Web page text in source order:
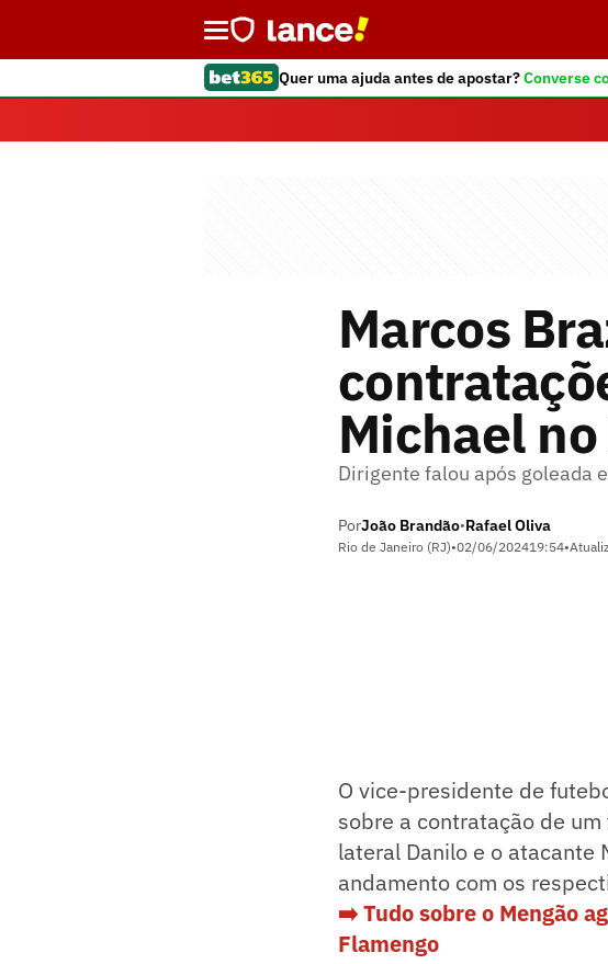
Quer uma ajuda antes de apostar?Converse
Marcos
Michael
Dirigente falou após goleada
PorJoão Brandão•Rafael Oliva
Rio de Janeiro (RJ)•02/06/202419:54•
O vice-presidente de
sobre a contratação de
lateral Danilo e o atacante
andamento com os
➡️ Tudo sobre o Mengão
Flamengo